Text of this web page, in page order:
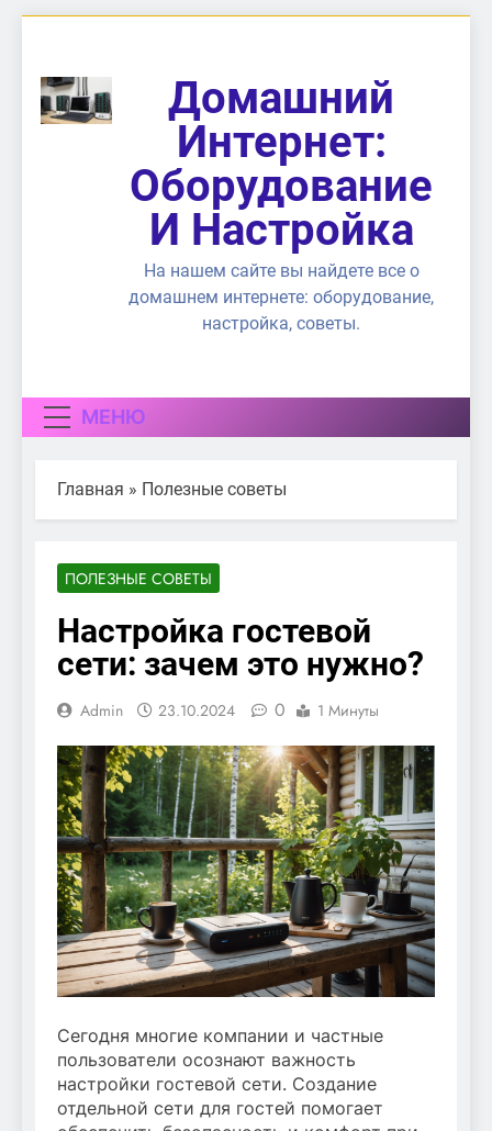
содержимому
Домашний
Интернет:
Оборудование
И Настройка
На нашем сайте вы найдете все о
домашнем интернете: оборудование,
настройка, советы.
МЕНЮ
Главная » Полезные советы
ПОЛЕЗНЫЕ СОВЕТЫ
Настройка гостевой
сети: зачем это нужно?
Admin 23.10.2024 0 1 Минуты
Сегодня многие компании и частные
пользователи осознают важность
настройки гостевой сети. Создание
отдельной сети для гостей помогает